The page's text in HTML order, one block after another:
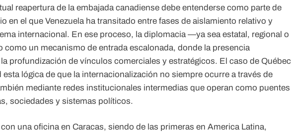
reapertura de la embajada canadiense debe entenderse como parte de
en el que Venezuela ha transitado entre fases de aislamiento relativo y
internacional. En ese proceso, la diplomacia —ya sea estatal, regional o
un mecanismo de entrada escalonada, donde la presencia
profundización de vínculos comerciales y estratégicos. El caso de Québec
lógica de que la internacionalización no siempre ocurre a través de
mediante redes institucionales intermedias que operan como puentes
sociedades y sistemas políticos.
una oficina en Caracas, siendo de las primeras en America Latina,